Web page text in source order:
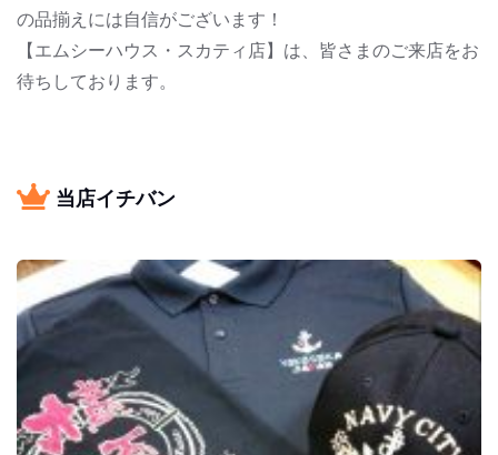
の品揃えには自信がございます！
【エムシーハウス・スカティ店】は、皆さまのご来店をお
待ちしております。
当店イチバン